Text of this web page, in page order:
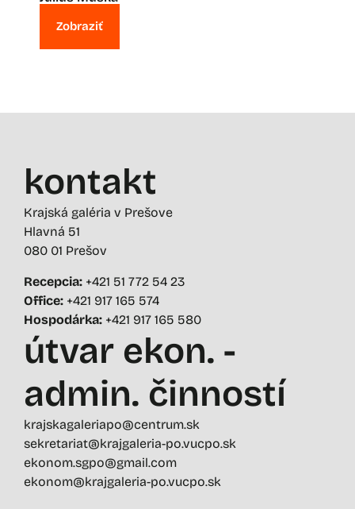
Zobraziť
kontakt
Krajská galéria v Prešove
Hlavná 51
080 01 Prešov
Recepcia: +421 51 772 54 23
Office: +421 917 165 574
Hospodárka: +421 917 165 580
útvar ekon. -
admin. činností
krajskagaleriapo@centrum.sk
sekretariat@krajgaleria-po.vucpo.sk
ekonom.sgpo@gmail.com
ekonom@krajgaleria-po.vucpo.sk